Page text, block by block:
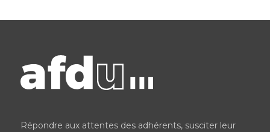
Répondre aux attentes des adhérents, susciter leur